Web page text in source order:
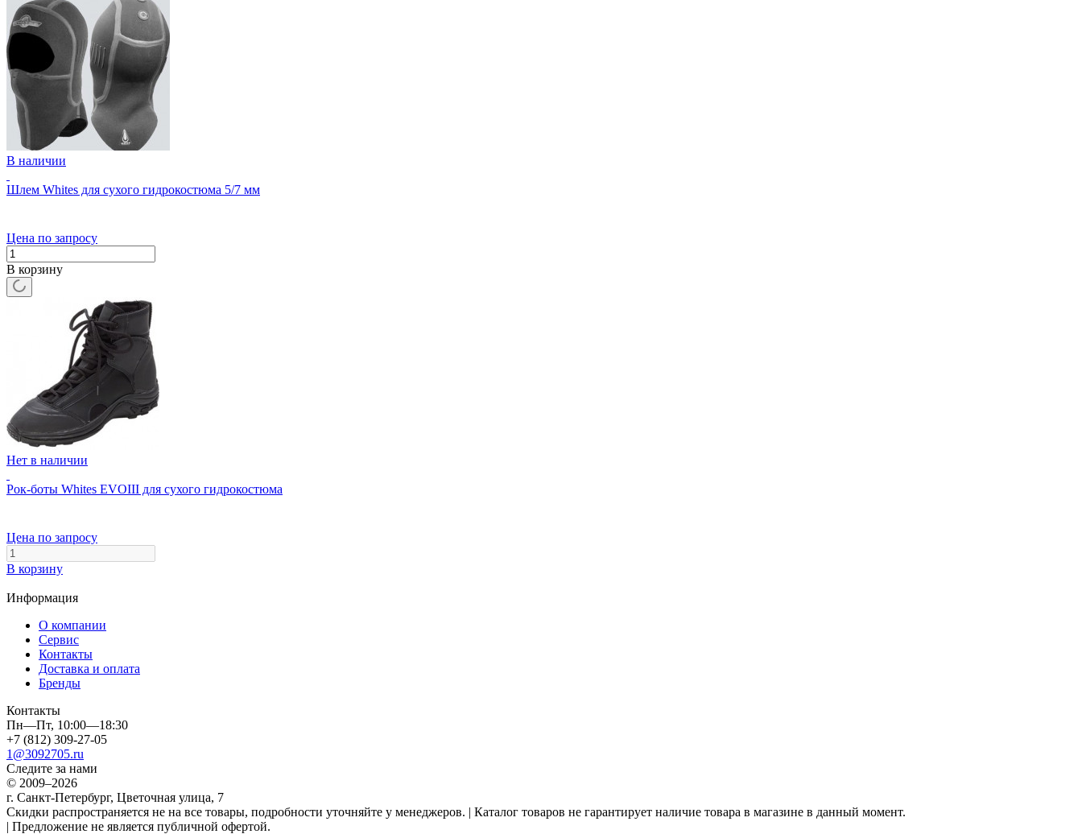
В наличии
Шлем Whites для сухого гидрокостюма 5/7 мм
Цена по запросу
В корзину
Нет в наличии
Рок-боты Whites EVOIII для сухого гидрокостюма
Цена по запросу
В корзину
Информация
О компании
Сервис
Контакты
Доставка и оплата
Бренды
Контакты
Пн—Пт, 10:00—18:30
+7 (812) 309-27-05
1@3092705.ru
Следите за нами
© 2009–2026
г. Санкт-Петербург, Цветочная улица, 7
Скидки распространяется не на все товары, подробности уточняйте у менеджеров. | Каталог товаров не гарантирует наличие товара в магазине в данный момент.
| Предложение не является публичной офертой.